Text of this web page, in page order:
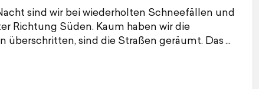
sind wir bei wiederholten Schneefällen und
Richtung Süden. Kaum haben wir die
überschritten, sind die Straßen geräumt. Das